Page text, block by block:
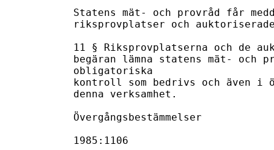
Statens mät- och provråd får
riksprovplatser och
11 § Riksprovplatserna och de
begäran lämna statens mät- och
obligatoriska
kontroll som bedrivs och även
denna verksamhet.
Övergångsbestämmelser
1985:1106